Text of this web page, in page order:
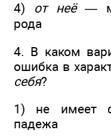
4) от неё—
рода
4. В каком
ошибка в
себя?
1) не имеет
падежа